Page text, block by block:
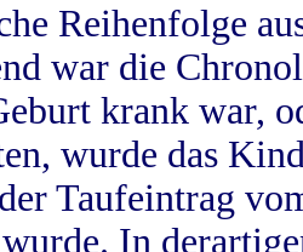
Reihenfolge
war die
krank war,
wurde das
Taufeintrag
In